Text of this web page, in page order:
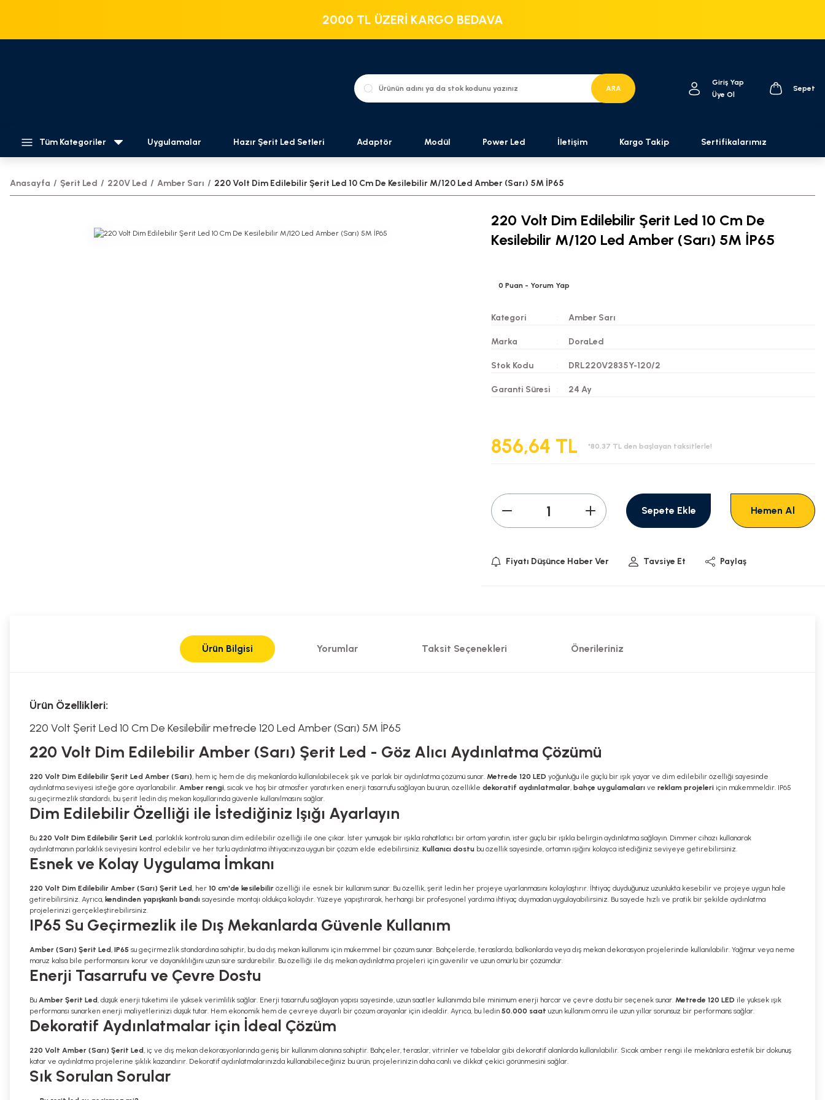
2000 TL ÜZERİ KARGO BEDAVA
ARA
Giriş Yap
Üye Ol
Sepet
Tüm Kategoriler Uygulamalar Hazır Şerit Led Setleri Adaptör Modül Power Led İletişim Kargo Takip Sertifikalarımız
Anasayfa Şerit Led 220V Led Amber Sarı 220 Volt Dim Edilebilir Şerit Led 10 Cm De Kesilebilir M/120 Led Amber (Sarı) 5M İP65
220 Volt Dim Edilebilir Şerit Led 10 Cm De
Kesilebilir M/120 Led Amber (Sarı) 5M İP65
0 Puan - Yorum Yap
Kategori Amber Sarı
Marka DoraLed
Stok Kodu DRL220V2835Y-120/2
Garanti Süresi 24 Ay
856,64 TL *80,37 TL den başlayan taksitlerle!
Sepete Ekle Hemen Al
Fiyatı Düşünce Haber Ver Tavsiye Et Paylaş
Ürün Bilgisi Yorumlar Taksit Seçenekleri Önerileriniz
Ürün Özellikleri:
220 Volt Şerit Led 10 Cm De Kesilebilir metrede 120 Led Amber (Sarı) 5M İP65
220 Volt Dim Edilebilir Amber (Sarı) Şerit Led - Göz Alıcı Aydınlatma Çözümü
220 Volt Dim Edilebilir Şerit Led Amber (Sarı), hem iç hem de dış mekanlarda kullanılabilecek şık ve parlak bir aydınlatma çözümü sunar. Metrede 120 LED yoğunluğu ile güçlü bir ışık yayar ve dim edilebilir özelliği sayesinde
aydınlatma seviyesi isteğe göre ayarlanabilir. Amber rengi, sıcak ve hoş bir atmosfer yaratırken enerji tasarrufu sağlayan bu ürün, özellikle dekoratif aydınlatmalar, bahçe uygulamaları ve reklam projeleri için mükemmeldir. IP65
su geçirmezlik standardı, bu şerit ledin dış mekan koşullarında güvenle kullanılmasını sağlar.
Dim Edilebilir Özelliği ile İstediğiniz Işığı Ayarlayın
Bu 220 Volt Dim Edilebilir Şerit Led, parlaklık kontrolü sunan dim edilebilir özelliği ile öne çıkar. İster yumuşak bir ışıkla rahatlatıcı bir ortam yaratın, ister güçlü bir ışıkla belirgin aydınlatma sağlayın. Dimmer cihazı kullanarak
aydınlatmanın parlaklık seviyesini kontrol edebilir ve her türlü aydınlatma ihtiyacınıza uygun bir çözüm elde edebilirsiniz. Kullanıcı dostu bu özellik sayesinde, ortamın ışığını kolayca istediğiniz seviyeye getirebilirsiniz.
Esnek ve Kolay Uygulama İmkanı
220 Volt Dim Edilebilir Amber (Sarı) Şerit Led, her 10 cm'de kesilebilir özelliği ile esnek bir kullanım sunar. Bu özellik, şerit ledin her projeye uyarlanmasını kolaylaştırır. İhtiyaç duyduğunuz uzunlukta kesebilir ve projeye uygun hale
getirebilirsiniz. Ayrıca, kendinden yapışkanlı bandı sayesinde montajı oldukça kolaydır. Yüzeye yapıştırarak, herhangi bir profesyonel yardıma ihtiyaç duymadan uygulayabilirsiniz. Bu sayede hızlı ve pratik bir şekilde aydınlatma
projelerinizi gerçekleştirebilirsiniz.
IP65 Su Geçirmezlik ile Dış Mekanlarda Güvenle Kullanım
Amber (Sarı) Şerit Led, IP65 su geçirmezlik standardına sahiptir, bu da dış mekan kullanımı için mükemmel bir çözüm sunar. Bahçelerde, teraslarda, balkonlarda veya dış mekan dekorasyon projelerinde kullanılabilir. Yağmur veya neme
maruz kalsa bile performansını korur ve dayanıklılığını uzun süre sürdürebilir. Bu özelliği ile dış mekan aydınlatma projeleri için güvenilir ve uzun ömürlü bir çözümdür.
Enerji Tasarrufu ve Çevre Dostu
Bu Amber Şerit Led, düşük enerji tüketimi ile yüksek verimlilik sağlar. Enerji tasarrufu sağlayan yapısı sayesinde, uzun saatler kullanımda bile minimum enerji harcar ve çevre dostu bir seçenek sunar. Metrede 120 LED ile yüksek ışık
performansı sunarken enerji maliyetlerinizi düşük tutar. Hem ekonomik hem de çevreye duyarlı bir çözüm arayanlar için idealdir. Ayrıca, bu ledin 50.000 saat uzun kullanım ömrü ile uzun yıllar sorunsuz bir performans sağlar.
Dekoratif Aydınlatmalar için İdeal Çözüm
220 Volt Amber (Sarı) Şerit Led, iç ve dış mekan dekorasyonlarında geniş bir kullanım alanına sahiptir. Bahçeler, teraslar, vitrinler ve tabelalar gibi dekoratif alanlarda kullanılabilir. Sıcak amber rengi ile mekânlara estetik bir dokunuş
katar ve aydınlatma projelerine şıklık kazandırır. Dekoratif aydınlatmalarınızda kullanabileceğiniz bu ürün, projelerinizin daha canlı ve dikkat çekici görünmesini sağlar.
Sık Sorulan Sorular